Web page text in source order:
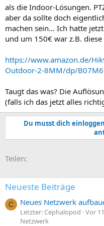
als die Indoor-Lösungen.
aber da sollte doch
machen sein... Ich hatte
und um 150€ war z.B.
https://www.amazon.de/
Outdoor-2-8MM/dp/
Taugt das was? Die
(falls ich das jetzt alles
Du musst dich
Teilen:
Neueste Beiträge
C Neues Netzwerk
Letzter: Cephalopod Vor
Netzwerk